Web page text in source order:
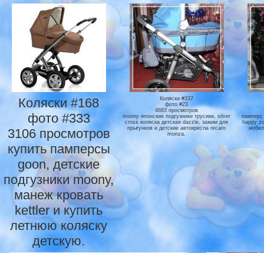
Коляски #168
фото #333
3106 просмотров
купить памперсы
goon, детские
подгузники moony,
манеж кровать
kettler и купить
летнюю коляску
детскую.
Коляски #337
фото #23
4683 просмотров
moony японские подгузники трусики, silver
cross коляска детская dazzle, зажим для
прыгунков и детские автокресла recaro
monza.
памперс
happy